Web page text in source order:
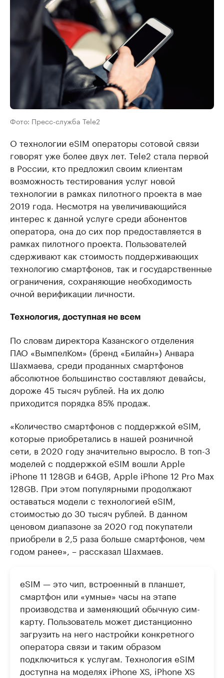
Фото: Пресс-служба Tele2
О технологии eSIM операторы сотовой связи
говорят уже более двух лет. Tele2 стала первой
в России, кто предложил своим клиентам
возможность тестирования услуг новой
технологии в рамках пилотного проекта в мае
2019 года. Несмотря на увеличивающийся
интерес к данной услуге среди абонентов
оператора, она до сих пор предоставляется в
рамках пилотного проекта. Пользователей
сдерживают как стоимость поддерживающих
технологию смартфонов, так и государственные
ограничения, сохраняющие необходимость
очной верификации личности.
Технология, доступная не всем
По словам директора Казанского отделения
ПАО «ВымпелКом» (бренд «Билайн») Анвара
Шахмаева, среди проданных смартфонов
абсолютное большинство составляют девайсы,
дороже 45 тысяч рублей. На их долю
приходится порядка 85% продаж.
«Количество смартфонов с поддержкой eSIM,
которые приобретались в нашей розничной
сети, в 2020 году значительно выросло. В топ-3
моделей с поддержкой eSIM вошли Apple
iPhone 11 128GB и 64GB, Apple iPhone 12 Pro Max
128GB. При этом популярными продолжают
оставаться модели с технологией eSIM,
стоимостью до 30 тысяч рублей. В данном
ценовом диапазоне за 2020 год покупатели
приобрели в 2,5 раза больше смартфонов, чем
годом ранее», – рассказал Шахмаев.
eSIM — это чип, встроенный в планшет,
смартфон или «умные» часы на этапе
производства и заменяющий обычную сим-
карту. Пользователь может дистанционно
загрузить на него настройки конкретного
оператора связи и таким образом
подключиться к услугам. Технология eSIM
доступна на моделях iPhone XS, iPhone XS